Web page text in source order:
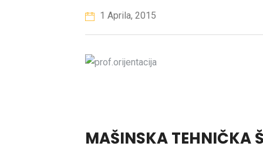
1 Aprila, 2015
MAŠINSKA TEHNIČKA